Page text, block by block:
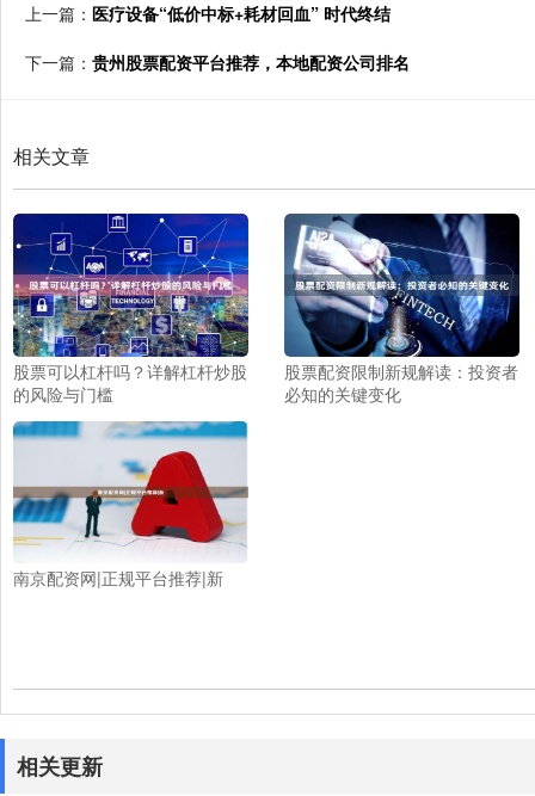
上一篇： 医疗设备“低价中标+耗材回血” 时代终结
下一篇： 贵州股票配资平台推荐，本地配资公司排名
相关文章
股票可以杠杆吗？详解杠杆炒股
的风险与门槛
股票配资限制新规解读：投资者
必知的关键变化
南京配资网|正规平台推荐|新
相关更新